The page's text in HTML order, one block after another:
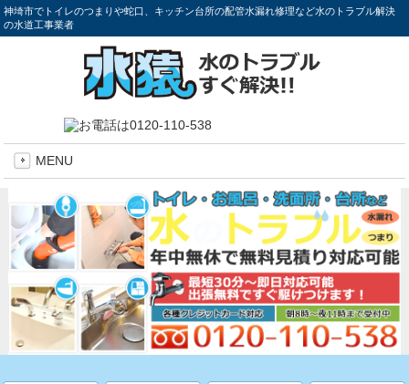
神埼市でトイレのつまりや蛇口、キッチン台所の配管水漏れ修理など水のトラブル解決
の水道工事業者
MENU